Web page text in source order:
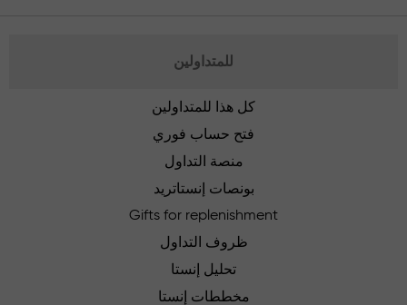
للمتداولين
كل هذا للمتداولين
فتح حساب فوري
منصة التداول
بونصات إنستاتريد
Gifts for replenishment
ظروف التداول
تحليل إنستا
مخططات إنستا